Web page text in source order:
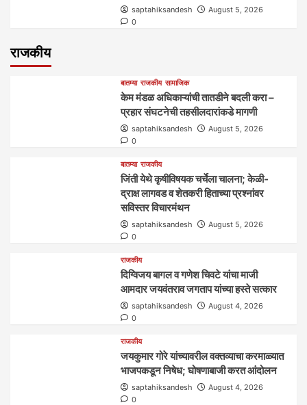
saptahiksandesh
August 5, 2026
0
राजकीय
बातम्या राजकीय सामाजिक
केम मंडळ अधिकाऱ्यांची तातडीने बदली करा –
प्रहार संघटनेची तहसीलदारांकडे मागणी
saptahiksandesh
August 5, 2026
0
बातम्या राजकीय
जिंती येथे कृषीविषयक चर्चेला चालना; केळी-
द्राक्ष लागवड व शेतकरी हिताच्या प्रश्नांवर
सविस्तर विचारमंथन
saptahiksandesh
August 5, 2026
0
राजकीय
दिग्विजय बागल व गणेश चिवटे यांचा माजी
आमदार जयवंतराव जगताप यांच्या हस्ते सत्कार
saptahiksandesh
August 4, 2026
0
राजकीय
जयकुमार गोरे यांच्यावरील वक्तव्याचा करमाळ्यात
भाजपकडून निषेध; घोषणाबाजी करत आंदोलन
saptahiksandesh
August 4, 2026
0